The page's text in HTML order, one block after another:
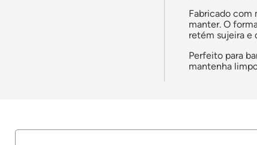
Fabricado com
manter. O
retém sujeira e
Perfeito para
mantenha